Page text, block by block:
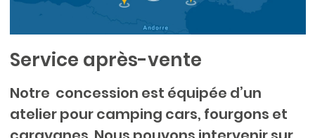
Service après-vente
Notre concession est équipée d’un
atelier pour camping cars, fourgons et